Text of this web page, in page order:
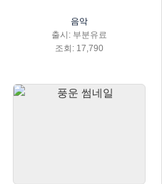
음악
출시: 부분유료
조회: 17,790